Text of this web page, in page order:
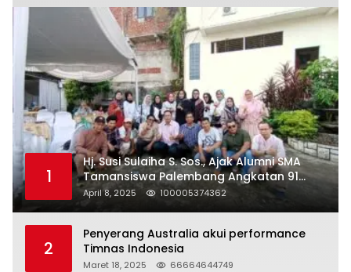
1
Hj. Susi Sulaiha S. Sos., Ajak Alumni SMA
Tamansiswa Palembang Angkatan 91
Halal Bihalal
April 8, 2025 100005374362
2
Penyerang Australia akui performance
Timnas Indonesia
Maret 18, 2025 66664644749